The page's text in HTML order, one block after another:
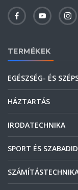
TERMÉKEK
EGÉSZSÉG- ÉS
HÁZTARTÁS
IRODATECHNIKA
SPORT ÉS